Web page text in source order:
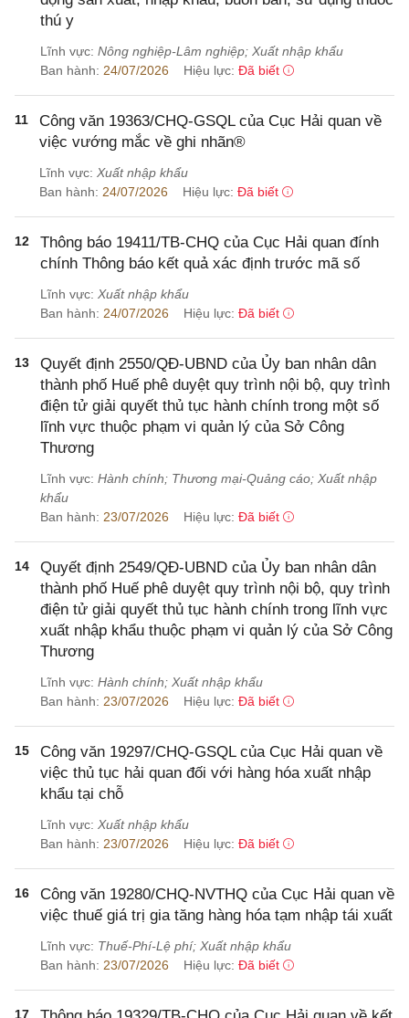
thú y
Lĩnh vực: Nông nghiệp-Lâm nghiệp; Xuất nhập khẩu
Ban hành: 24/07/2026 Hiệu lực: Đã biết
11
Công văn 19363/CHQ-GSQL của Cục Hải quan về
việc vướng mắc về ghi nhãn®
Lĩnh vực: Xuất nhập khẩu
Ban hành: 24/07/2026 Hiệu lực: Đã biết
12
Thông báo 19411/TB-CHQ của Cục Hải quan đính
chính Thông báo kết quả xác định trước mã số
Lĩnh vực: Xuất nhập khẩu
Ban hành: 24/07/2026 Hiệu lực: Đã biết
13
Quyết định 2550/QĐ-UBND của Ủy ban nhân dân
thành phố Huế phê duyệt quy trình nội bộ, quy trình
điện tử giải quyết thủ tục hành chính trong một số
lĩnh vực thuộc phạm vi quản lý của Sở Công
Thương
Lĩnh vực: Hành chính; Thương mại-Quảng cáo; Xuất nhập
khẩu
Ban hành: 23/07/2026 Hiệu lực: Đã biết
14
Quyết định 2549/QĐ-UBND của Ủy ban nhân dân
thành phố Huế phê duyệt quy trình nội bộ, quy trình
điện tử giải quyết thủ tục hành chính trong lĩnh vực
xuất nhập khẩu thuộc phạm vi quản lý của Sở Công
Thương
Lĩnh vực: Hành chính; Xuất nhập khẩu
Ban hành: 23/07/2026 Hiệu lực: Đã biết
15
Công văn 19297/CHQ-GSQL của Cục Hải quan về
việc thủ tục hải quan đối với hàng hóa xuất nhập
khẩu tại chỗ
Lĩnh vực: Xuất nhập khẩu
Ban hành: 23/07/2026 Hiệu lực: Đã biết
16
Công văn 19280/CHQ-NVTHQ của Cục Hải quan về
việc thuế giá trị gia tăng hàng hóa tạm nhập tái xuất
Lĩnh vực: Thuế-Phí-Lệ phí; Xuất nhập khẩu
Ban hành: 23/07/2026 Hiệu lực: Đã biết
17